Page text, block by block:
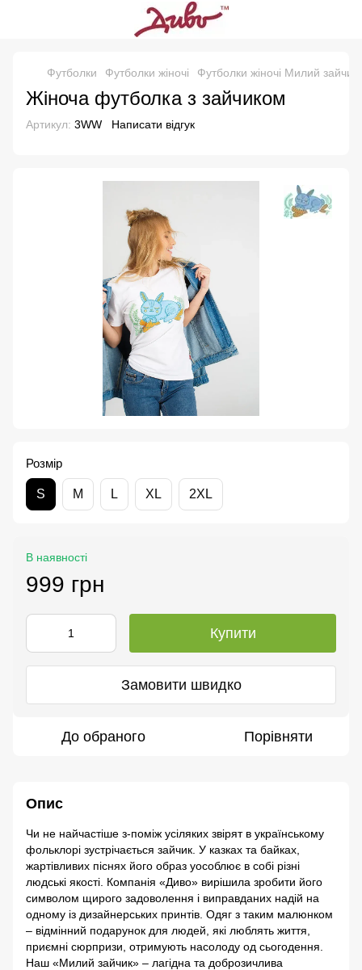
Футболки Футболки жіночі Футболки жіночі Милий зайчик
Жіноча футболка з зайчиком
Артикул: 3WW Написати відгук
Розмір
S M L XL 2XL
В наявності
999 грн
Купити
Замовити швидко
До обраного Порівняти
Опис
Чи не найчастіше з-поміж усіляких звірят в українському
фольклорі зустрічається зайчик. У казках та байках,
жартівливих піснях його образ уособлює в собі різні
людські якості. Компанія «Диво» вирішила зробити його
символом щирого задоволення і виправданих надій на
одному із дизайнерських принтів. Одяг з таким малюнком
– відмінний подарунок для людей, які люблять життя,
приємні сюрпризи, отримують насолоду од сьогодення.
Наш «Милий зайчик» – лагідна та доброзичлива